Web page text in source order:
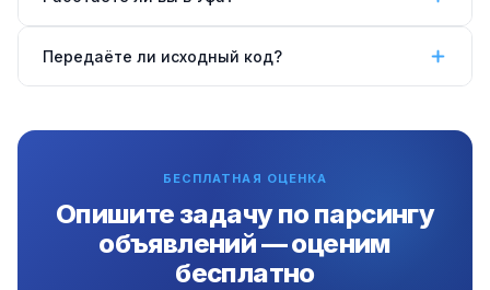
категория, параметры объектов (площадь, год
выпуска и др.). Настраиваем под ваши требования.
числе в Уфе. Коммуникация через Telegram, Zoom
Передаёте ли исходный код?
документацию и инструкцию. Плюс 3 месяца
БЕСПЛАТНАЯ ОЦЕНКА
Опишите задачу по парсингу
объявлений — оценим
бесплатно